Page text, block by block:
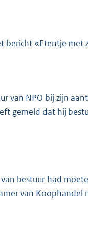
e
K
b
bericht «Etentje met
van NPO bij zijn
gemeld dat hij
bestuur had
van Koophandel